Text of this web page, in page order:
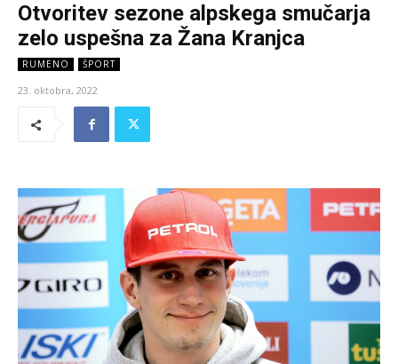
Otvoritev sezone alpskega smučarja
zelo uspešna za Žana Kranjca
RUMENO ŠPORT
23. oktobra, 2022